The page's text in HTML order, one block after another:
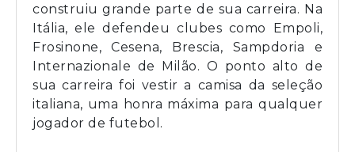
construiu grande parte de sua carreira. Na
Itália, ele defendeu clubes como Empoli,
Frosinone, Cesena, Brescia, Sampdoria e
Internazionale de Milão. O ponto alto de
sua carreira foi vestir a camisa da seleção
italiana, uma honra máxima para qualquer
jogador de futebol.